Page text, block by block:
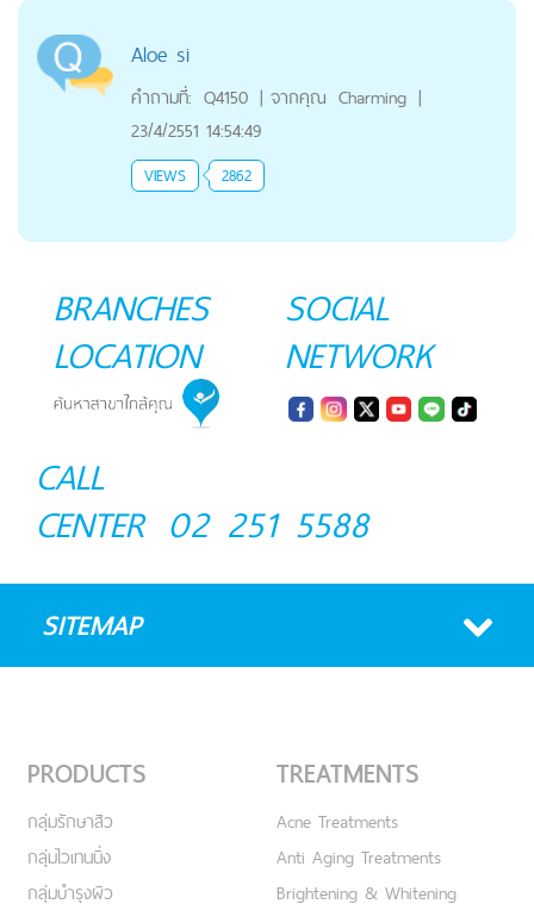
Aloe si
คำถามที่: Q4150 | จากคุณ Charming |
23/4/2551 14:54:49
VIEWS 2862
BRANCHES
LOCATION
SOCIAL
NETWORK
CALL
CENTER 02 251 5588
SITEMAP
PRODUCTS
กลุ่มรักษาสิว
กลุ่มไวเทนนิ่ง
กลุ่มบำรุงผิว
TREATMENTS
Acne Treatments
Anti Aging Treatments
Brightening & Whitening